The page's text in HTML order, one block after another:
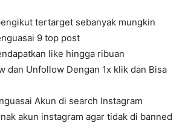
tertarget sebanyak mungkin
9 top post
like hingga ribuan
dan Unfollow Dengan 1x klik dan Bisa
Akun di search Instagram
akun instagram agar tidak di banned